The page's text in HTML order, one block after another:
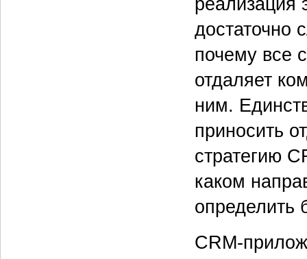
достаточно
почему все
отдаляет
ним.
приносить
стратегию
каком
определить
CRM-